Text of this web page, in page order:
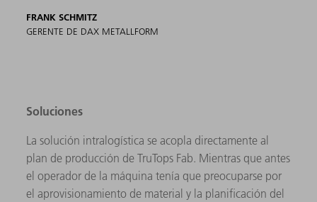
FRANK SCHMITZ
GERENTE DE DAX METALLFORM
Soluciones
La solución intralogística se acopla directamente al
plan de producción de TruTops Fab. Mientras que antes
el operador de la máquina tenía que preocuparse por
el aprovisionamiento de material y la planificación del